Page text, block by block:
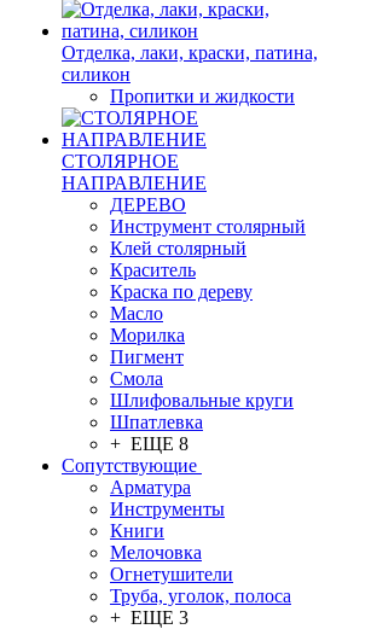
Отделка, лаки, краски, патина,
силикон
Пропитки и жидкости
СТОЛЯРНОЕ
НАПРАВЛЕНИЕ
ДЕРЕВО
Инструмент столярный
Клей столярный
Краситель
Краска по дереву
Масло
Морилка
Пигмент
Смола
Шлифовальные круги
Шпатлевка
+ ЕЩЕ 8
Сопутствующие
Арматура
Инструменты
Книги
Мелочовка
Огнетушители
Труба, уголок, полоса
+ ЕЩЕ 3